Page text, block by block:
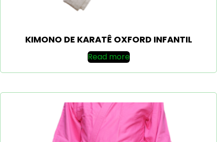
KIMONO DE KARATÊ OXFORD INFANTIL
Read more